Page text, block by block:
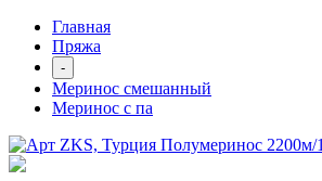
Главная
Пряжа
-
Меринос смешанный
Меринос с па